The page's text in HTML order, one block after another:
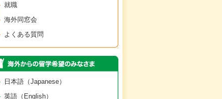
就職
海外同窓会
よくある質問
日本語（Japanese）
英語（English）